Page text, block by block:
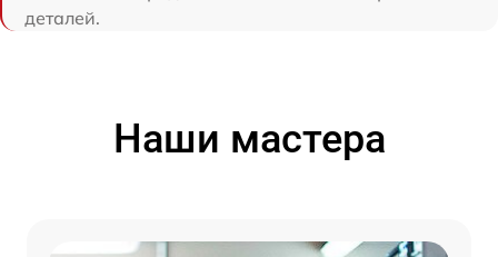
деталей.
Наши мастера